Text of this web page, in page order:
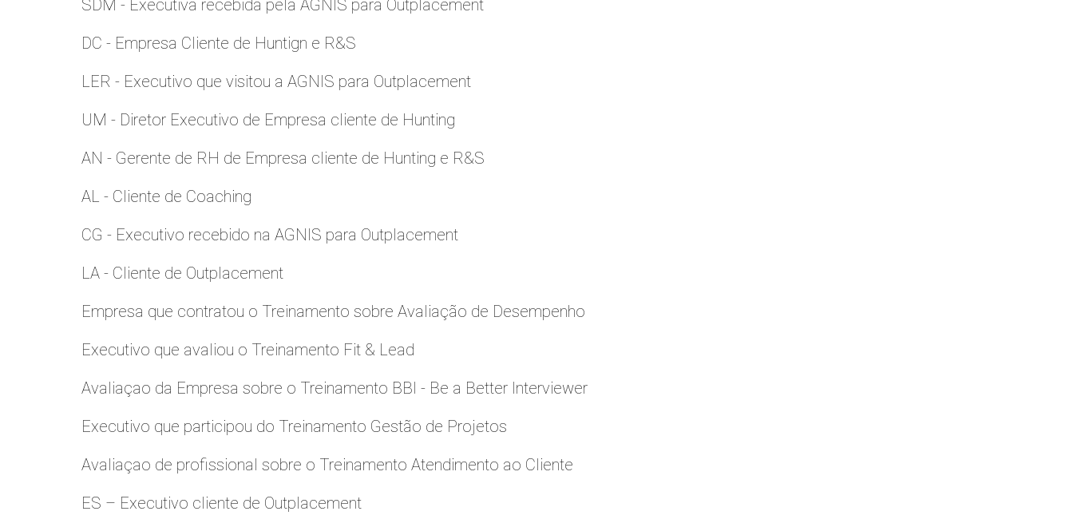
SDM - Executiva recebida pela AGNIS para Outplacement
DC - Empresa Cliente de Huntign e R&S
LER - Executivo que visitou a AGNIS para Outplacement
UM - Diretor Executivo de Empresa cliente de Hunting
AN - Gerente de RH de Empresa cliente de Hunting e R&S
AL - Cliente de Coaching
CG - Executivo recebido na AGNIS para Outplacement
LA - Cliente de Outplacement
Empresa que contratou o Treinamento sobre Avaliação de Desempenho
Executivo que avaliou o Treinamento Fit & Lead
Avaliaçao da Empresa sobre o Treinamento BBI - Be a Better Interviewer
Executivo que participou do Treinamento Gestão de Projetos
Avaliaçao de profissional sobre o Treinamento Atendimento ao Cliente
ES – Executivo cliente de Outplacement